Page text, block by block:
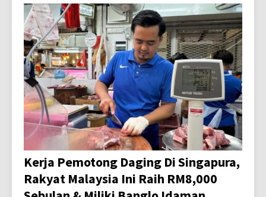
Kerja Pemotong Daging Di Singapura,
Rakyat Malaysia Ini Raih RM8,000